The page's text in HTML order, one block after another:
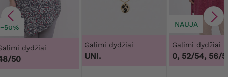
−50%
dydžiai
50
Galimi dydžiai
UNI.
NAUJA
Galimi dydžiai
48/50, 52/54, 56/